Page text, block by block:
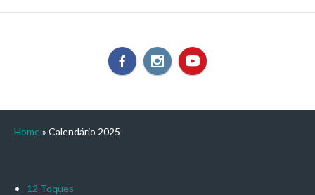
Home » Calendário 2025
12 Toques